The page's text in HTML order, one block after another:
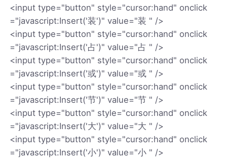
<input type="button" style="cursor:hand" onclick
="javascript:Insert('装')" value="装 " />
<input type="button" style="cursor:hand" onclick
="javascript:Insert('占')" value="占 " />
<input type="button" style="cursor:hand" onclick
="javascript:Insert('或')" value="或 " />
<input type="button" style="cursor:hand" onclick
="javascript:Insert('节')" value="节 " />
<input type="button" style="cursor:hand" onclick
="javascript:Insert('大')" value="大 " />
<input type="button" style="cursor:hand" onclick
="javascript:Insert('小')" value="小 " />